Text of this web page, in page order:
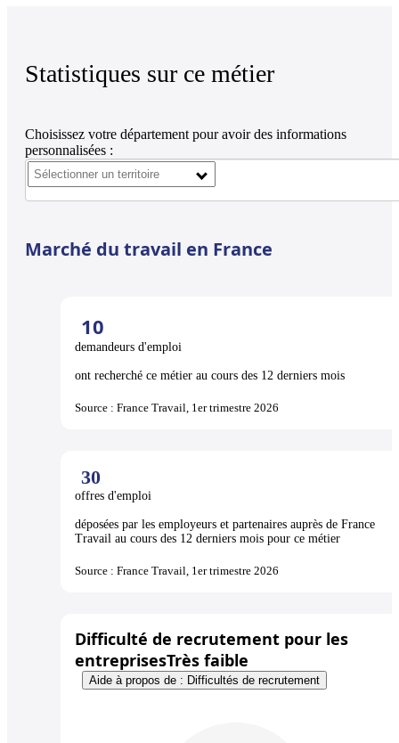
Statistiques sur ce métier
Choisissez votre département pour avoir des informations
personnalisées :
Marché du travail en France
10
demandeurs d'emploi
ont recherché ce métier au cours des 12 derniers mois
Source : France Travail, 1er trimestre 2026
30
offres d'emploi
déposées par les employeurs et partenaires auprès de France
Travail au cours des 12 derniers mois pour ce métier
Source : France Travail, 1er trimestre 2026
Difficulté de recrutement pour les
entreprisesTrès faible
Aide à propos de : Difficultés de recrutement